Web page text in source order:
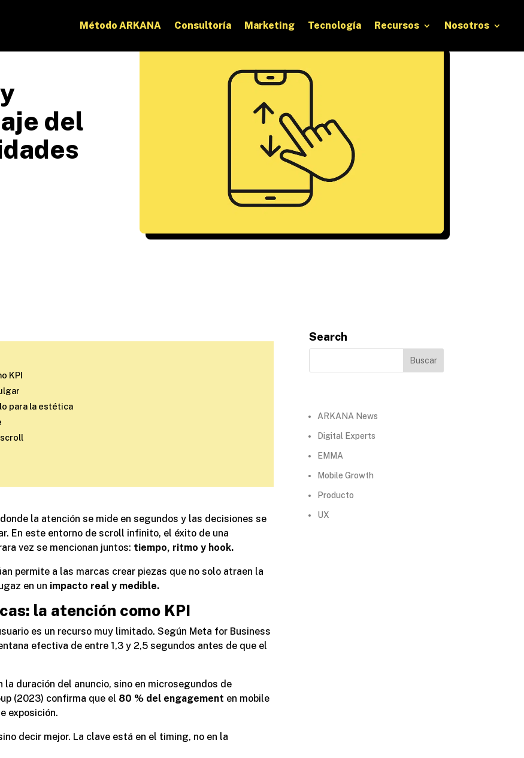
Método ARKANA Consultoría Marketing Tecnología Recursos Nosotros
del
KPI
para la estética
la atención se mide en segundos y las decisiones se
En este entorno de scroll infinito, el éxito de una
vez se mencionan juntos: tiempo, ritmo y hook.
permite a las marcas crear piezas que no solo atraen la
en un impacto real y medible.
la atención como KPI
es un recurso muy limitado. Según Meta for Business
efectiva de entre 1,3 y 2,5 segundos antes de que el
duración del anuncio, sino en microsegundos de
(2023) confirma que el 80 % del engagement en mobile
exposición.
decir mejor. La clave está en el timing, no en la
Search
ARKANA News
Digital Experts
EMMA
Mobile Growth
Producto
UX